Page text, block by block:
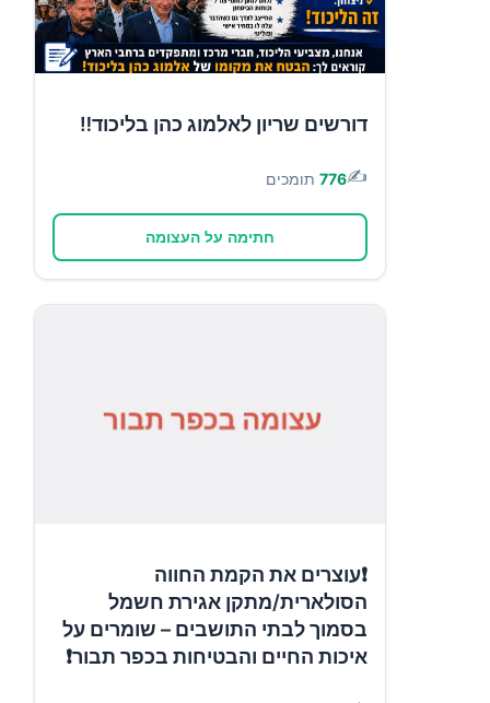
דורשים שריון לאלמוג כהן בליכוד‼️
✍️
776 תומכים
חתימה על העצומה
❗עוצרים את הקמת החווה
הסולארית/מתקן אגירת חשמל
בסמוך לבתי התושבים – שומרים על
איכות החיים והבטיחות בכפר תבור❗